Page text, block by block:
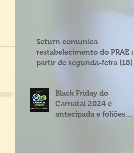
Seturn comunica
restabelecimento do PRAE a
partir de segunda-feira (18)
Black Friday do
Carnatal 2024 é
antecipada e foliões